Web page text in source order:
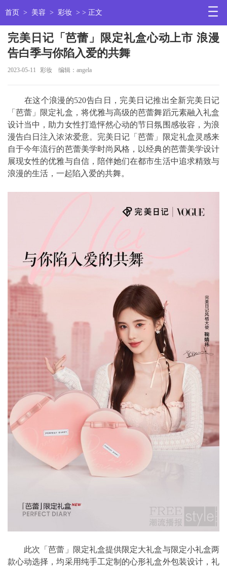
首页 > 美容 > 彩妆 > > 正文
完美日记「芭蕾」限定礼盒心动上市 浪漫
告白季与你陷入爱的共舞
2023-05-11 彩妆 编辑：angela
在这个浪漫的520告白日，完美日记推出全新完美日记
「芭蕾」限定礼盒，将优雅与高级的芭蕾舞蹈元素融入礼盒
设计当中，助力女性打造怦然心动的节日氛围感妆容，为浪
漫告白日注入浓浓爱意。完美日记「芭蕾」限定礼盒灵感来
自于今年流行的芭蕾美学时尚风格，以经典的芭蕾美学设计
展现女性的优雅与自信，陪伴她们在都市生活中追求精致与
浪漫的生活，一起陷入爱的共舞。
此次「芭蕾」限定礼盒提供限定大礼盒与限定小礼盒两
款心动选择，均采用纯手工定制的心形礼盒外包装设计，礼